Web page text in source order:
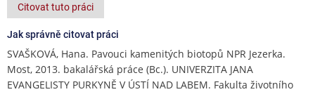
Citovat tuto práci
Jak správně citovat práci
SVAŠKOVÁ, Hana. Pavouci kamenitých biotopů NPR Jezerka.
Most, 2013. bakalářská práce (Bc.). UNIVERZITA JANA
EVANGELISTY PURKYNĚ V ÚSTÍ NAD LABEM. Fakulta životního